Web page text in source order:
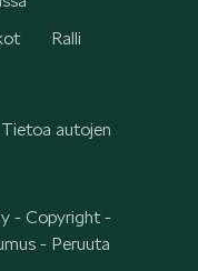
Ralli
autojen
- Copyright-
- Peruuta